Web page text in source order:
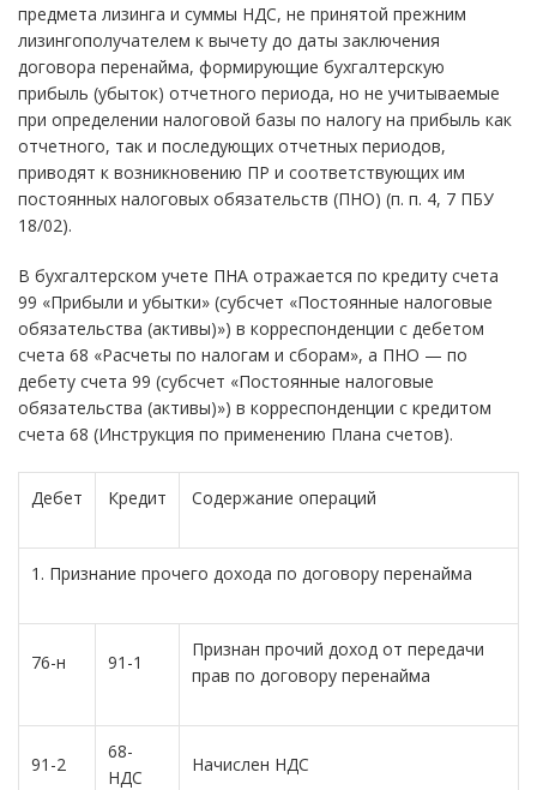
предмета лизинга и суммы НДС, не принятой прежним
лизингополучателем к вычету до даты заключения
договора перенайма, формирующие бухгалтерскую
прибыль (убыток) отчетного периода, но не учитываемые
при определении налоговой базы по налогу на прибыль как
отчетного, так и последующих отчетных периодов,
приводят к возникновению ПР и соответствующих им
постоянных налоговых обязательств (ПНО) (п. п. 4, 7 ПБУ
18/02).
В бухгалтерском учете ПНА отражается по кредиту счета
99 «Прибыли и убытки» (субсчет «Постоянные налоговые
обязательства (активы)») в корреспонденции с дебетом
счета 68 «Расчеты по налогам и сборам», а ПНО — по
дебету счета 99 (субсчет «Постоянные налоговые
обязательства (активы)») в корреспонденции с кредитом
счета 68 (Инструкция по применению Плана счетов).
Дебет Кредит Содержание операций
1. Признание прочего дохода по договору перенайма
76-н 91-1
Признан прочий доход от передачи
прав по договору перенайма
91-2
68-
НДС
Начислен НДС